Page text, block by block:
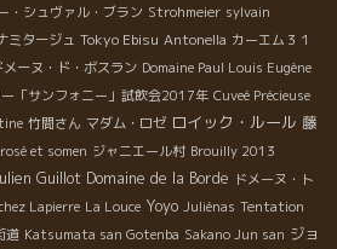
・シュヴァル・ブラン Strohmeier sylvain
ミタージュ Tokyo Ebisu Antonella カーエム３１
メーヌ・ド・ボスラン Domaine Paul Louis Eugène
「サンフォニー」試飲会2017年 Cuveé Précieuse
竹間さん マダム・ロゼ ロイック・ルール 藤
et somen ジャニエール村 Brouilly 2013
Guillot Domaine de la Borde ドメーヌ・ト
Lapierre La Louce Yoyo Juliénas Tentation
道 Katsumata san Gotenba Sakano Jun san ジョ